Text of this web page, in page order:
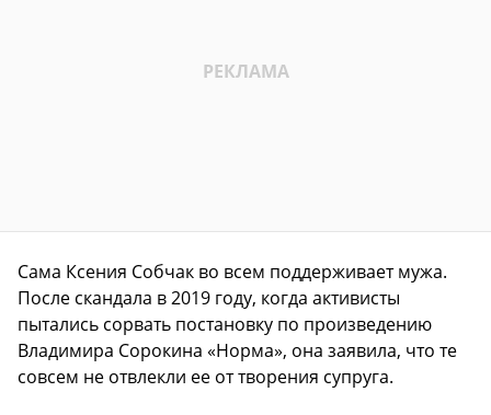
Сама Ксения Собчак во всем поддерживает мужа.
После скандала в 2019 году, когда активисты
пытались сорвать постановку по произведению
Владимира Сорокина «Норма», она заявила, что те
совсем не отвлекли ее от творения супруга.